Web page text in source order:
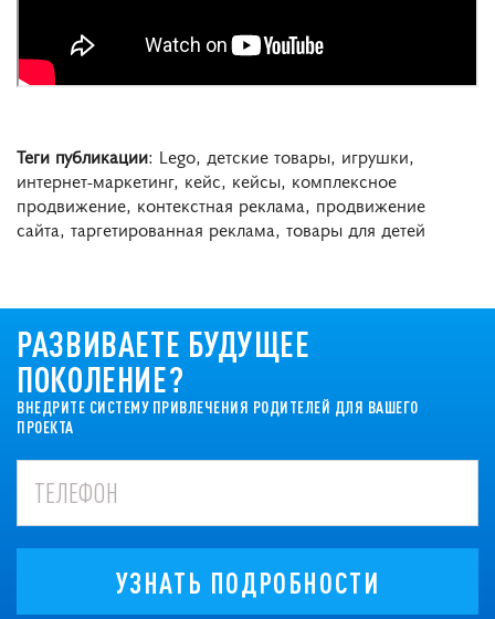
Теги публикации: Lego, детские товары, игрушки,
интернет-маркетинг, кейс, кейсы, комплексное
продвижение, контекстная реклама, продвижение
сайта, таргетированная реклама, товары для детей
РАЗВИВАЕТЕ БУДУЩЕЕ
ПОКОЛЕНИЕ?
ВНЕДРИТЕ СИСТЕМУ ПРИВЛЕЧЕНИЯ РОДИТЕЛЕЙ ДЛЯ ВАШЕГО
ПРОЕКТА
УЗНАТЬ ПОДРОБНОСТИ